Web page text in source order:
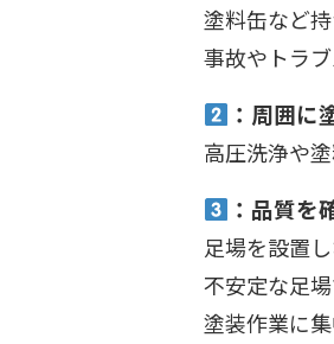
塗料缶など
事故やトラ
：周囲に
高圧洗浄や
：品質を
足場を設置
不安定な足
塗装作業に